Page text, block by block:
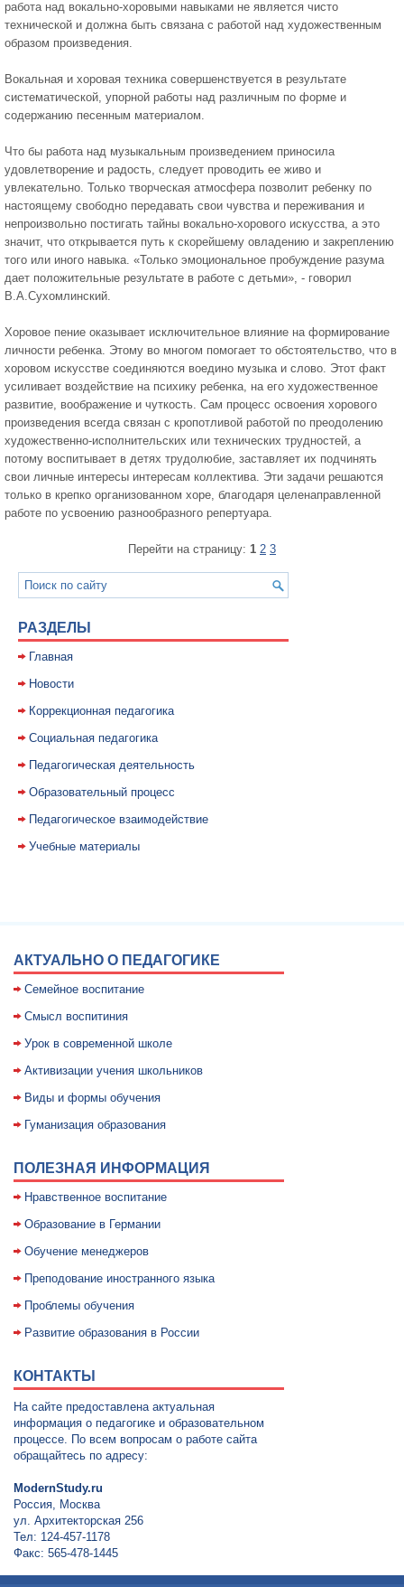
работа над вокально-хоровыми навыками не является чисто
технической и должна быть связана с работой над художественным
образом произведения.
Вокальная и хоровая техника совершенствуется в результате
систематической, упорной работы над различным по форме и
содержанию песенным материалом.
Что бы работа над музыкальным произведением приносила
удовлетворение и радость, следует проводить ее живо и
увлекательно. Только творческая атмосфера позволит ребенку по
настоящему свободно передавать свои чувства и переживания и
непроизвольно постигать тайны вокально-хорового искусства, а это
значит, что открывается путь к скорейшему овладению и закреплению
того или иного навыка. «Только эмоциональное пробуждение разума
дает положительные результате в работе с детьми», - говорил
В.А.Сухомлинский.
Хоровое пение оказывает исключительное влияние на формирование
личности ребенка. Этому во многом помогает то обстоятельство, что в
хоровом искусстве соединяются воедино музыка и слово. Этот факт
усиливает воздействие на психику ребенка, на его художественное
развитие, воображение и чуткость. Сам процесс освоения хорового
произведения всегда связан с кропотливой работой по преодолению
художественно-исполнительских или технических трудностей, а
потому воспитывает в детях трудолюбие, заставляет их подчинять
свои личные интересы интересам коллектива. Эти задачи решаются
только в крепко организованном хоре, благодаря целенаправленной
работе по усвоению разнообразного репертуара.
Перейти на страницу: 1 2 3
РАЗДЕЛЫ
Главная
Новости
Коррекционная педагогика
Социальная педагогика
Педагогическая деятельность
Образовательный процесс
Педагогическое взаимодействие
Учебные материалы
АКТУАЛЬНО О ПЕДАГОГИКЕ
Семейное воспитание
Смысл воспитиния
Уpок в совpеменной школе
Активизации учения школьников
Виды и формы обучения
Гуманизация образования
ПОЛЕЗНАЯ ИНФОРМАЦИЯ
Нравственное воспитание
Образование в Германии
Обучение менеджеров
Преподование иностранного языка
Проблемы обучения
Развитие образования в России
КОНТАКТЫ
На сайте предоставлена актуальная
информация о педагогике и образовательном
процессе. По всем вопросам о работе сайта
обращайтесь по адресу:
ModernStudy.ru
Россия, Москва
ул. Архитекторская 256
Тел: 124-457-1178
Факс: 565-478-1445